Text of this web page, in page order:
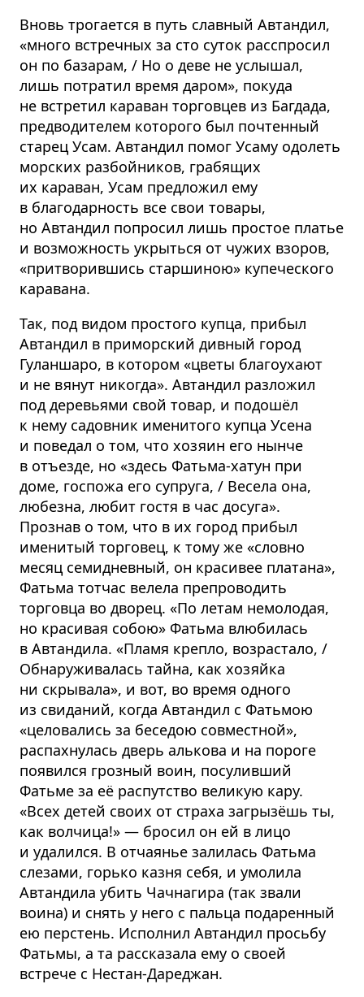
Вновь трогается в путь славный Автандил,
«много встречных за сто суток расспросил
он по базарам, / Но о деве не услышал,
лишь потратил время даром», покуда
не встретил караван торговцев из Багдада,
предводителем которого был почтенный
старец Усам. Автандил помог Усаму одолеть
морских разбойников, грабящих
их караван, Усам предложил ему
в благодарность все свои товары,
но Автандил попросил лишь простое платье
и возможность укрыться от чужих взоров,
«притворившись старшиною» купеческого
каравана.
Так, под видом простого купца, прибыл
Автандил в приморский дивный город
Гуланшаро, в котором «цветы благоухают
и не вянут никогда». Автандил разложил
под деревьями свой товар, и подошёл
к нему садовник именитого купца Усена
и поведал о том, что хозяин его нынче
в отъезде, но «здесь Фатьма-хатун при
доме, госпожа его супруга, / Весела она,
любезна, любит гостя в час досуга».
Прознав о том, что в их город прибыл
именитый торговец, к тому же «словно
месяц семидневный, он красивее платана»,
Фатьма тотчас велела препроводить
торговца во дворец. «По летам немолодая,
но красивая собою» Фатьма влюбилась
в Автандила. «Пламя крепло, возрастало, /
Обнаруживалась тайна, как хозяйка
ни скрывала», и вот, во время одного
из свиданий, когда Автандил с Фатьмою
«целовались за беседою совместной»,
распахнулась дверь алькова и на пороге
появился грозный воин, посуливший
Фатьме за её распутство великую кару.
«Всех детей своих от страха загрызёшь ты,
как волчица!» — бросил он ей в лицо
и удалился. В отчаянье залилась Фатьма
слезами, горько казня себя, и умолила
Автандила убить Чачнагира (так звали
воина) и снять у него с пальца подаренный
ею перстень. Исполнил Автандил просьбу
Фатьмы, а та рассказала ему о своей
встрече с Нестан-Дареджан.